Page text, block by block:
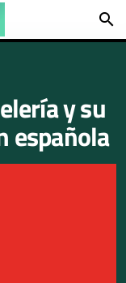
search
y su
española